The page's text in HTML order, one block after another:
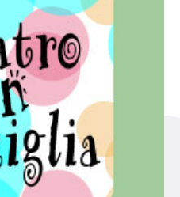
famiglia
di teatro concepita
del teatro all’intera